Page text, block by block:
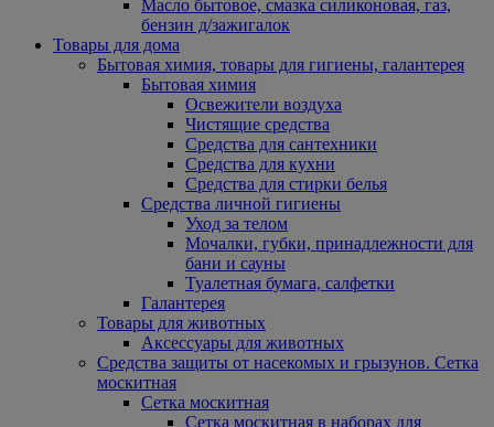
Масло бытовое, смазка силиконовая, газ,
бензин д/зажигалок
Товары для дома
Бытовая химия, товары для гигиены, галантерея
Бытовая химия
Освежители воздуха
Чистящие средства
Средства для сантехники
Средства для кухни
Средства для стирки белья
Средства личной гигиены
Уход за телом
Мочалки, губки, принадлежности для
бани и сауны
Туалетная бумага, салфетки
Галантерея
Товары для животных
Аксессуары для животных
Средства защиты от насекомых и грызунов. Сетка
москитная
Сетка москитная
Сетка москитная в наборах для